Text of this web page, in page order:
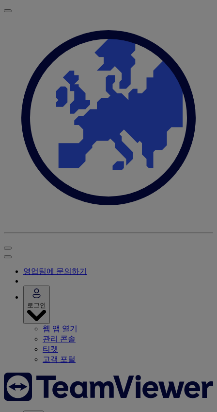
영업팀에 문의하기
로그인
웹 앱 열기
관리 콘솔
티켓
고객 포털